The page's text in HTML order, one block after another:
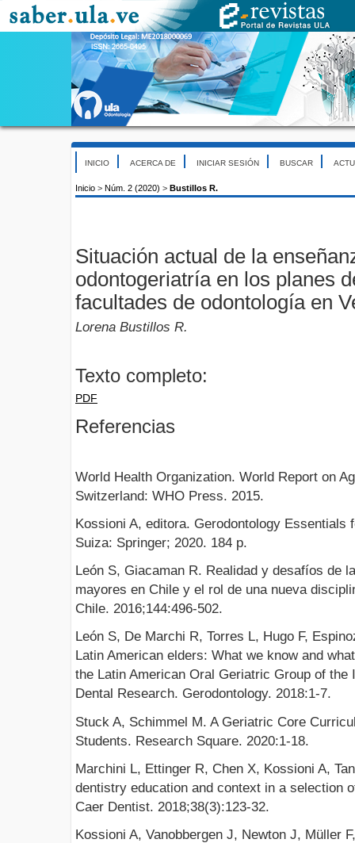
INICIO ACERCA DE INICIAR SESIÓN BUSCAR
Inicio > Núm. 2 (2020) > Bustillos R.
Situación actual de la
odontogeriatría en los planes
facultades de odontología en
Lorena Bustillos R.
Texto completo:
PDF
Referencias
World Health Organization. World Report on
Switzerland: WHO Press. 2015.
Kossioni A, editora. Gerodontology Essentials
Suiza: Springer; 2020. 184 p.
León S, Giacaman R. Realidad y desafíos de
mayores en Chile y el rol de una nueva
Chile. 2016;144:496-502.
León S, De Marchi R, Torres L, Hugo F,
Latin American elders: What we know and
the Latin American Oral Geriatric Group of the
Dental Research. Gerodontology. 2018:1-7.
Stuck A, Schimmel M. A Geriatric Core
Students. Research Square. 2020:1-18.
Marchini L, Ettinger R, Chen X, Kossioni A,
dentistry education and context in a selection
Caer Dentist. 2018;38(3):123-32.
Kossioni A, Vanobbergen J, Newton J, Müller